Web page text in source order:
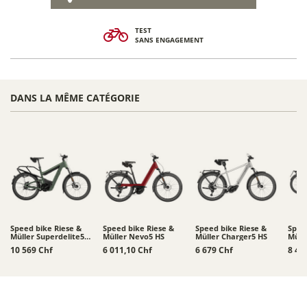
TEST
SANS ENGAGEMENT
DANS LA MÊME CATÉGORIE
Speed bike Riese &
Müller Superdelite5
HS
10 569 Chf
Speed bike Riese &
Müller Nevo5 HS
6 011,10 Chf
Speed bike Riese &
Müller Charger5 HS
6 679 Chf 8